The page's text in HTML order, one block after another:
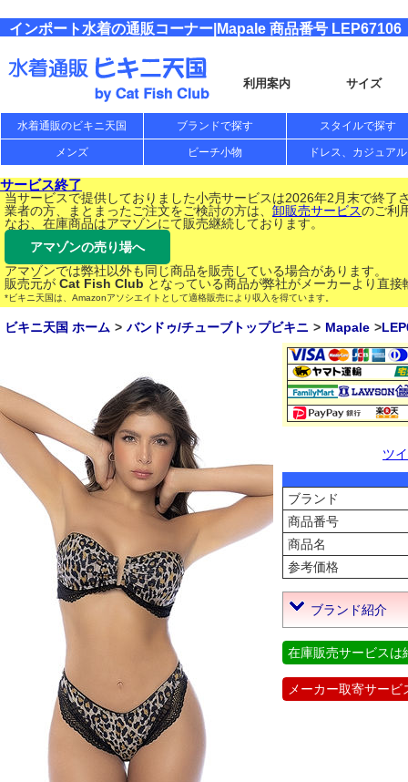
インポート水着の通販コーナー|Mapale 商品番号 LEP67106
利用案内 サイズ
水着通販のビキニ天国 ブランドで探す スタイルで探す
メンズ ビーチ小物 ドレス、カジュアル
サービス終了
当サービスで提供しておりました小売サービスは2026年2月末で終了
業者の方、まとまったご注文をご検討の方は、 卸販売サービスのご利
なお、在庫商品はアマゾンにて販売継続しております。
アマゾンの売り場へ
アマゾンでは弊社以外も同じ商品を販売している場合があります。
販売元が Cat Fish Club となっている商品が弊社がメーカーより直
*ビキニ天国は、Amazonアソシエイトとして適格販売により収入を得ています。
ビキニ天国 ホーム バンドゥ/チューブトップビキニ Mapale
ツ
ブランド
商品番号
商品名
参考価格
ブランド紹介
在庫販売サービスは
メーカー取寄サー